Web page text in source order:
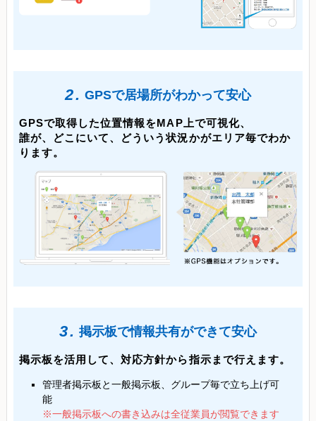
2. GPSで居場所がわかって安心
GPSで取得した位置情報をMAP上で可視化、
誰が、どこにいて、どういう状況かがエリア毎でわか
ります。
3. 掲示板で情報共有ができて安心
掲示板を活用して、対応方針から指示まで行えます。
管理者掲示板と一般掲示板、グループ毎で立ち上げ可
能
※一般掲示板への書き込みは全従業員が閲覧できます